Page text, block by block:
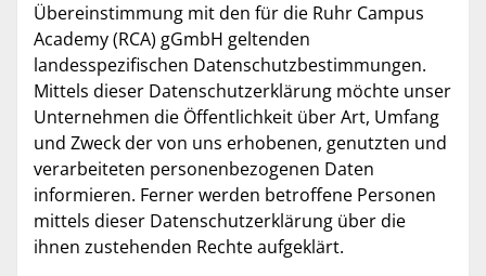
Übereinstimmung mit den für die Ruhr Campus
Academy (RCA) gGmbH geltenden
landesspezifischen Datenschutzbestimmungen.
Mittels dieser Datenschutzerklärung möchte unser
Unternehmen die Öffentlichkeit über Art, Umfang
und Zweck der von uns erhobenen, genutzten und
verarbeiteten personenbezogenen Daten
informieren. Ferner werden betroffene Personen
mittels dieser Datenschutzerklärung über die
ihnen zustehenden Rechte aufgeklärt.